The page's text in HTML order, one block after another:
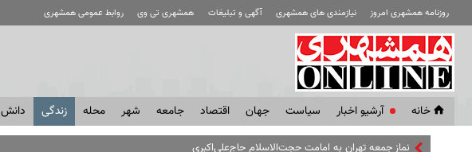
روزنامه همشهری امروز نیازمندی های همشهری آگهی و تبلیغات همشهری تی وی روابط عمومی همشهری
خانه آرشیو اخبار سياست جهان اقتصاد جامعه شهر محله زندگی دانش
نماز جمعه تهران به امامت حجت‌الاسلام حاج‌علی‌اکبری